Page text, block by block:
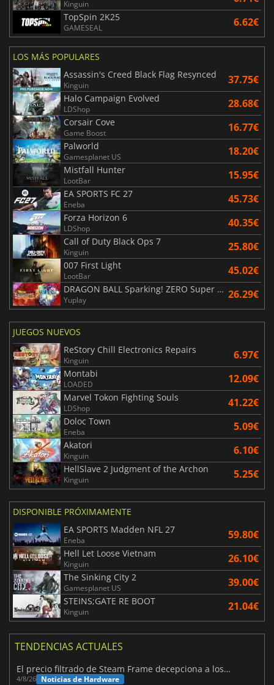
Kinguin
TopSpin 2K25
GAMESEAL 6.62€
LOS MÁS POPULARES
Assassin's Creed Black Flag Resynced
Kinguin 37.75€
Halo Campaign Evolved
LDShop 28.68€
Corsair Cove
Game Boost 16.77€
Palworld
Gamesplanet US 18.20€
Mistfall Hunter
LootBar 15.95€
EA SPORTS FC 27
Eneba 45.73€
Forza Horizon 6
LDShop 40.35€
Call of Duty Black Ops 7
Kinguin 25.80€
007 First Light
LootBar 45.02€
DRAGON BALL Sparking! ZERO Super Limit Breaking NEO
Yuplay 26.29€
JUEGOS NUEVOS
ReStory Chill Electronics Repairs
Kinguin 6.97€
Montabi
LOADED 12.09€
Marvel Tokon Fighting Souls
LDShop 41.22€
Doloc Town
Eneba 5.09€
Akatori
Kinguin 6.10€
HellSlave 2 Judgment of the Archon
Kinguin 5.25€
DISPONIBLE PRÓXIMAMENTE
EA SPORTS Madden NFL 27
Eneba 59.80€
Hell Let Loose Vietnam
Kinguin 26.10€
The Sinking City 2
Gamesplanet US 39.00€
STEINS;GATE RE BOOT
Kinguin 21.04€
TENDENCIAS ACTUALES
El precio filtrado de Steam Frame decepciona a los usuarios
4/8/26 Noticias de Hardware